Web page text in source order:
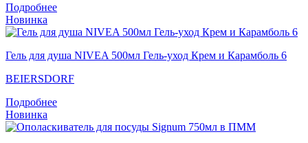
Подробнее
Новинка
Гель для душа NIVEA 500мл Гель-уход Крем и Карамболь 6
BEIERSDORF
Подробнее
Новинка